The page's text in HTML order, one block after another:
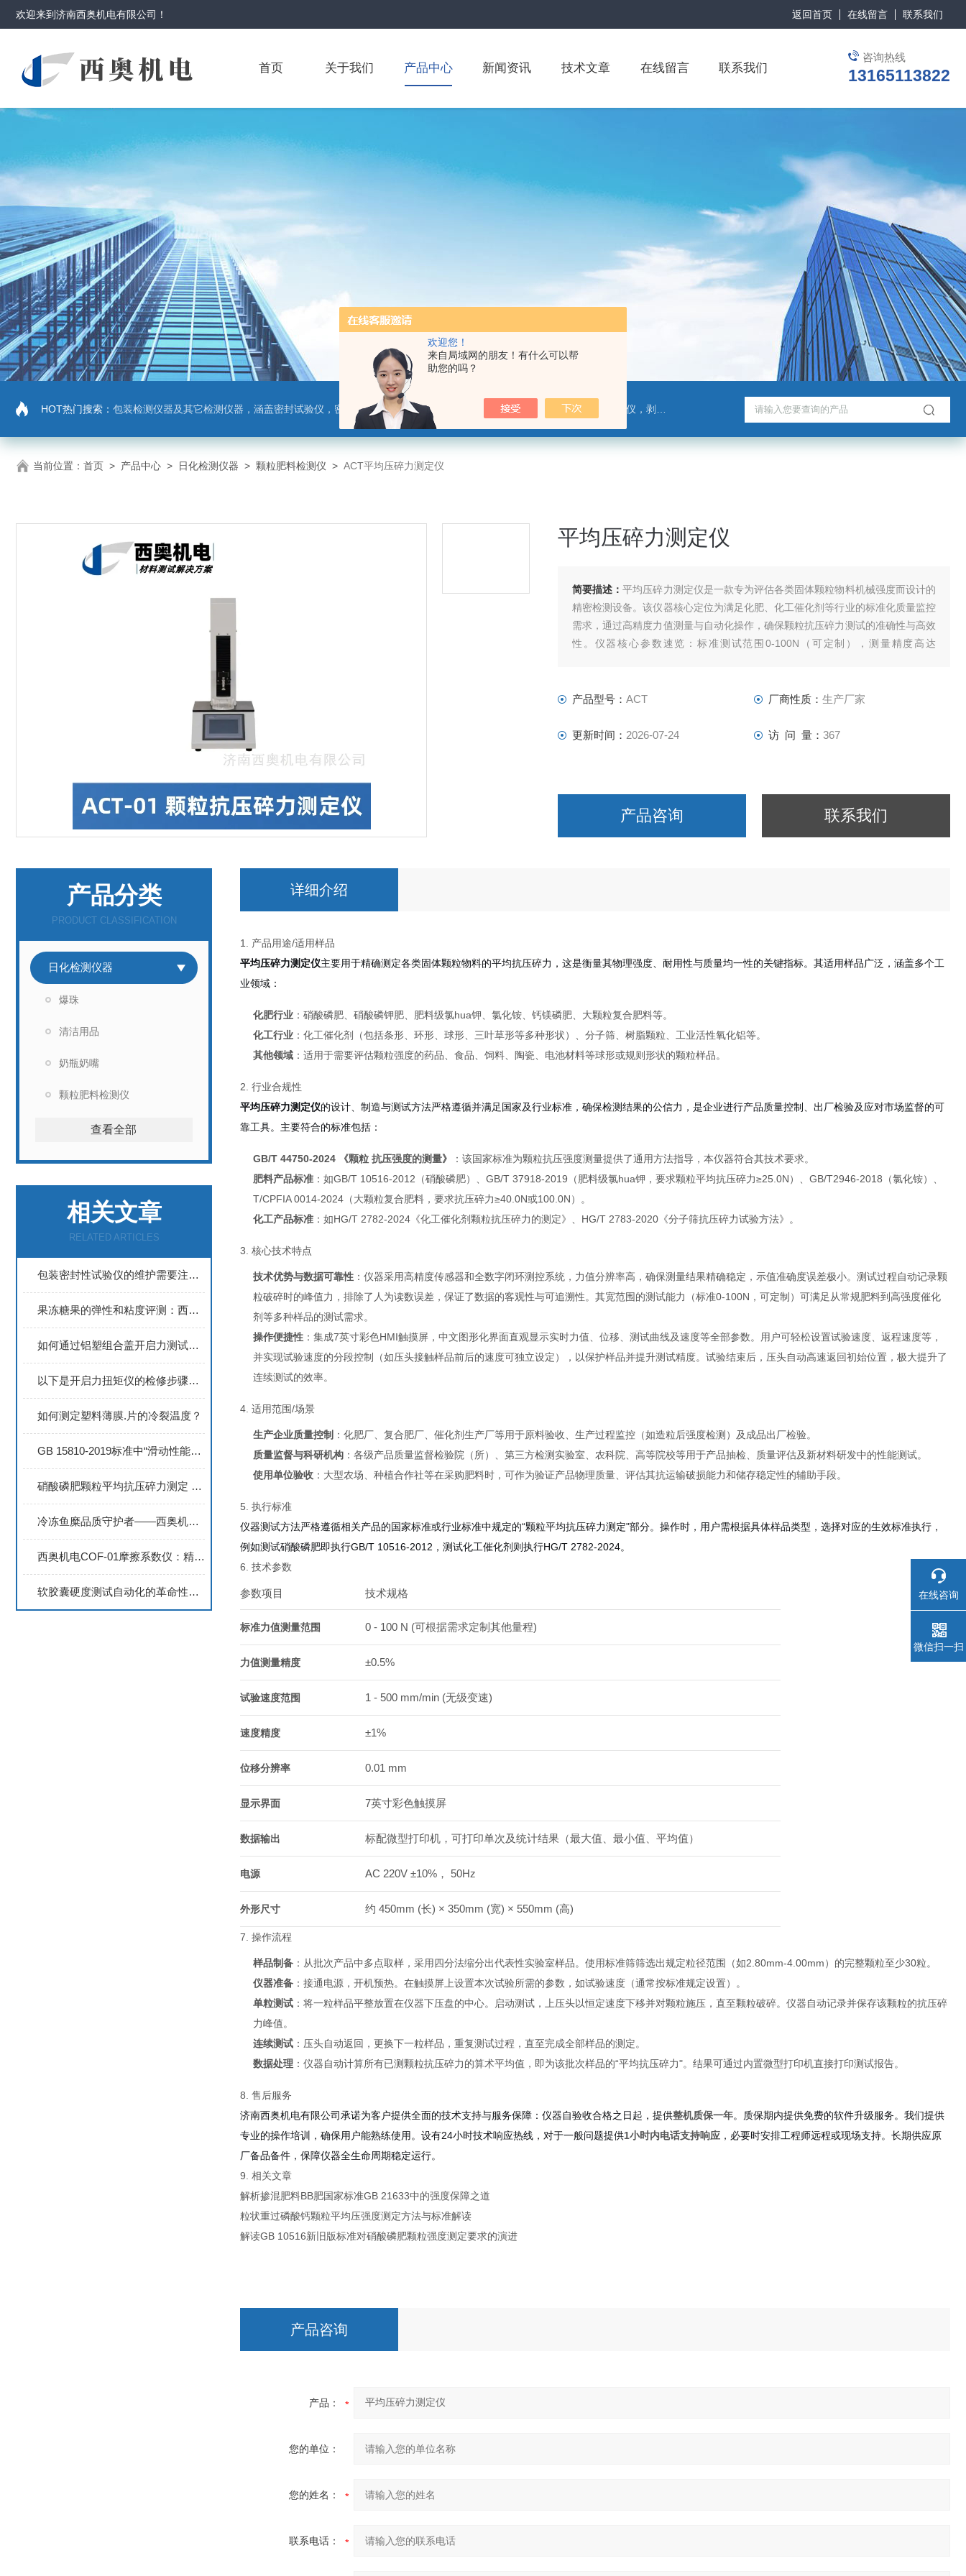
欢迎您！
来自局域网的朋友！有什么可以帮
助您的吗？
欢迎来到济南西奥机电有限公司 ！ 返回首页 在线留言 联系我们
咨询热线
13165113822
首页 关于我们 产品中心 新闻资讯 技术文章 在线留言 联系我们
HOT热门搜索： 包装检测仪器及其它检测仪器，涵盖密封试验仪，密封与泄漏强度测试仪，拉力机，抗压机，热封试验仪，摩擦系数仪，剥离力测试仪，医药包装检测仪，冲击试验仪，安瓿瓶折断力测试仪，垂直度偏差测试仪，扭矩仪，手提袋疲劳度测试仪
当前位置： 首页 > 产品中心 > 日化检测仪器 > 颗粒肥料检测仪 > ACT平均压碎力测定仪
平均压碎力测定仪
简要描述：平均压碎力测定仪是一款专为评估各类固体颗粒物料机械强度而设计的
精密检测设备。该仪器核心定位为满足化肥、化工催化剂等行业的标准化质量监控
需求，通过高精度力值测量与自动化操作，确保颗粒抗压碎力测试的准确性与高效
性。仪器核心参数速览：标准测试范围0-100N（可定制），测量精度高达
产品型号： ACT 厂商性质： 生产厂家
更新时间： 2026-07-24 访 问 量： 367
产品咨询 联系我们
产品分类
PRODUCT CLASSIFICATION
日化检测仪器
爆珠
清洁用品
奶瓶奶嘴
颗粒肥料检测仪
查看全部
相关文章
RELATED ARTICLES
包装密封性试验仪的维护需要注意以下事项
果冻糖果的弹性和粘度评测：西奥机电TEX-01质构仪行业新标准
如何通过铝塑组合盖开启力测试优化产品设计
以下是开启力扭矩仪的检修步骤和注意事项
如何测定塑料薄膜.片的冷裂温度？
GB 15810-2019标准中“滑动性能及试验方法”的核心要点
硝酸磷肥颗粒平均抗压碎力测定 标准方法、仪器要求与关键控制点
冷冻鱼糜品质守护者——西奥机电凝胶强度测试仪
西奥机电COF-01摩擦系数仪：精准测量，优化材料性能
软胶囊硬度测试自动化的革命性变革
详细介绍
1. 产品用途/适用样品
平均压碎力测定仪主要用于精确测定各类固体颗粒物料的平均抗压碎力，这是衡量其物理强度、耐用性与质量均一性的关键指标。其适用样品广泛，涵盖多个工
业领域：
化肥行业 ：硝酸磷肥、硝酸磷钾肥、肥料级氯hua钾、氯化铵、钙镁磷肥、大颗粒复合肥料等。
化工行业 ：化工催化剂（包括条形、环形、球形、三叶草形等多种形状）、分子筛、树脂颗粒、工业活性氧化铝等。
其他领域 ：适用于需要评估颗粒强度的药品、食品、饲料、陶瓷、电池材料等球形或规则形状的颗粒样品。
2. 行业合规性
平均压碎力测定仪的设计、制造与测试方法严格遵循并满足国家及行业标准，确保检测结果的公信力，是企业进行产品质量控制、出厂检验及应对市场监督的可
靠工具。主要符合的标准包括：
GB/T 44750-2024 《颗粒 抗压强度的测量》
：该国家标准为颗粒抗压强度测量提供了通用方法指导，本仪器符合其技术要求。
肥料产品标准 ：如GB/T 10516-2012（硝酸磷肥）、GB/T 37918-2019（肥料级氯hua钾，要求颗粒平均抗压碎力≥25.0N）、GB/T2946-2018（氯化铵）、
T/CPFIA 0014-2024（大颗粒复合肥料，要求抗压碎力≥40.0N或100.0N）。
化工产品标准 ：如HG/T 2782-2024《化工催化剂颗粒抗压碎力的测定》、HG/T 2783-2020《分子筛抗压碎力试验方法》。
3. 核心技术特点
技术优势与数据可靠性 ：仪器采用高精度传感器和全数字闭环测控系统，力值分辨率高，确保测量结果精确稳定，示值准确度误差极小。测试过程自动记录颗
粒破碎时的峰值力，排除了人为读数误差，保证了数据的客观性与可追溯性。其宽范围的测试能力（标准0-100N，可定制）可满足从常规肥料到高强度催化
剂等多种样品的测试需求。
操作便捷性 ：集成7英寸彩色HMI触摸屏，中文图形化界面直观显示实时力值、位移、测试曲线及速度等全部参数。用户可轻松设置试验速度、返程速度等，
并实现试验速度的分段控制（如压头接触样品前后的速度可独立设定），以保护样品并提升测试精度。试验结束后，压头自动高速返回初始位置，极大提升了
连续测试的效率。
4. 适用范围/场景
生产企业质量控制 ：化肥厂、复合肥厂、催化剂生产厂等用于原料验收、生产过程监控（如造粒后强度检测）及成品出厂检验。
质量监督与科研机构 ：各级产品质量监督检验院（所）、第三方检测实验室、农科院、高等院校等用于产品抽检、质量评估及新材料研发中的性能测试。
使用单位验收 ：大型农场、种植合作社等在采购肥料时，可作为验证产品物理质量、评估其抗运输破损能力和储存稳定性的辅助手段。
5. 执行标准
仪器测试方法严格遵循相关产品的国家标准或行业标准中规定的“颗粒平均抗压碎力测定"部分。操作时，用户需根据具体样品类型，选择对应的生效标准执行，
例如测试硝酸磷肥即执行GB/T 10516-2012，测试化工催化剂则执行HG/T 2782-2024。
6. 技术参数
参数项目 技术规格
标准力值测量范围 0 - 100 N (可根据需求定制其他量程)
力值测量精度 ±0.5%
试验速度范围 1 - 500 mm/min (无级变速)
速度精度 ±1%
位移分辨率 0.01 mm
显示界面 7英寸彩色触摸屏
数据输出 标配微型打印机，可打印单次及统计结果（最大值、最小值、平均值）
电源 AC 220V ±10%， 50Hz
外形尺寸 约 450mm (长) × 350mm (宽) × 550mm (高)
7. 操作流程
样品制备 ：从批次产品中多点取样，采用四分法缩分出代表性实验室样品。使用标准筛筛选出规定粒径范围（如2.80mm-4.00mm）的完整颗粒至少30粒。
仪器准备 ：接通电源，开机预热。在触摸屏上设置本次试验所需的参数，如试验速度（通常按标准规定设置）。
单粒测试 ：将一粒样品平整放置在仪器下压盘的中心。启动测试，上压头以恒定速度下移并对颗粒施压，直至颗粒破碎。仪器自动记录并保存该颗粒的抗压碎
力峰值。
连续测试 ：压头自动返回，更换下一粒样品，重复测试过程，直至完成全部样品的测定。
数据处理 ：仪器自动计算所有已测颗粒抗压碎力的算术平均值，即为该批次样品的“平均抗压碎力"。结果可通过内置微型打印机直接打印测试报告。
8. 售后服务
济南西奥机电有限公司承诺为客户提供全面的技术支持与服务保障：仪器自验收合格之日起，提供整机质保一年。质保期内提供免费的软件升级服务。我们提供
专业的操作培训，确保用户能熟练使用。设有24小时技术响应热线，对于一般问题提供1小时内电话支持响应 ，必要时安排工程师远程或现场支持。长期供应原
厂备品备件，保障仪器全生命周期稳定运行。
9. 相关文章
解析掺混肥料BB肥国家标准GB 21633中的强度保障之道
粒状重过磷酸钙颗粒平均压强度测定方法与标准解读
解读GB 10516新旧版标准对硝酸磷肥颗粒强度测定要求的演进
产品咨询
产品：
您的单位：
您的姓名：
联系电话：
在线咨询
微信扫一扫